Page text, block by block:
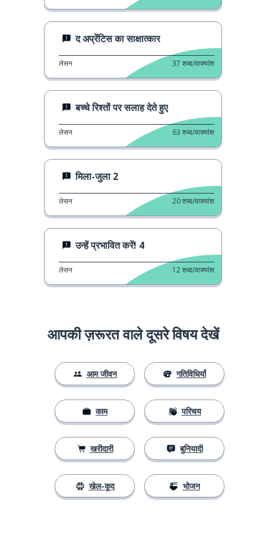
द अप्रेंटिस का साक्षात्कार
लेसन 37 शब्द/वाक्यांश
बच्चे रिश्तों पर सलाह देते हुए
लेसन 63 शब्द/वाक्यांश
मिला-जुला 2
लेसन 20शब्द/वाक्यांश
उन्हें प्रभावित करें! 4
लेसन 12शब्द/वाक्यांश
आपकी ज़रूरत वाले दूसरे विषय देखें
आम जीवन
काम
खरीदारी
खेल-कूद
गतिविधियाँ
परिचय
बुनियादी
भोजन